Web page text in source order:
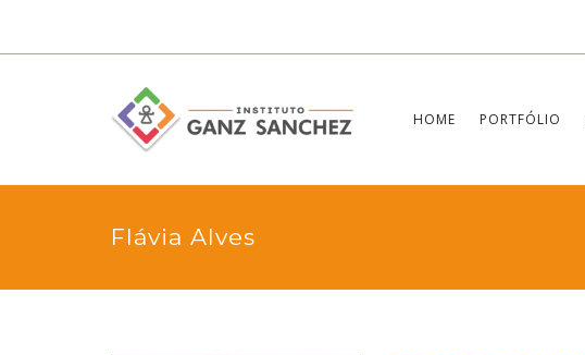
HOME PORTFÓLIO
Flávia Alves